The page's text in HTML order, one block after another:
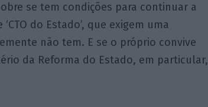
se tem condições para continuar a
do Estado’, que exigem uma
não tem. E se o próprio convive
da Reforma do Estado, em particular,